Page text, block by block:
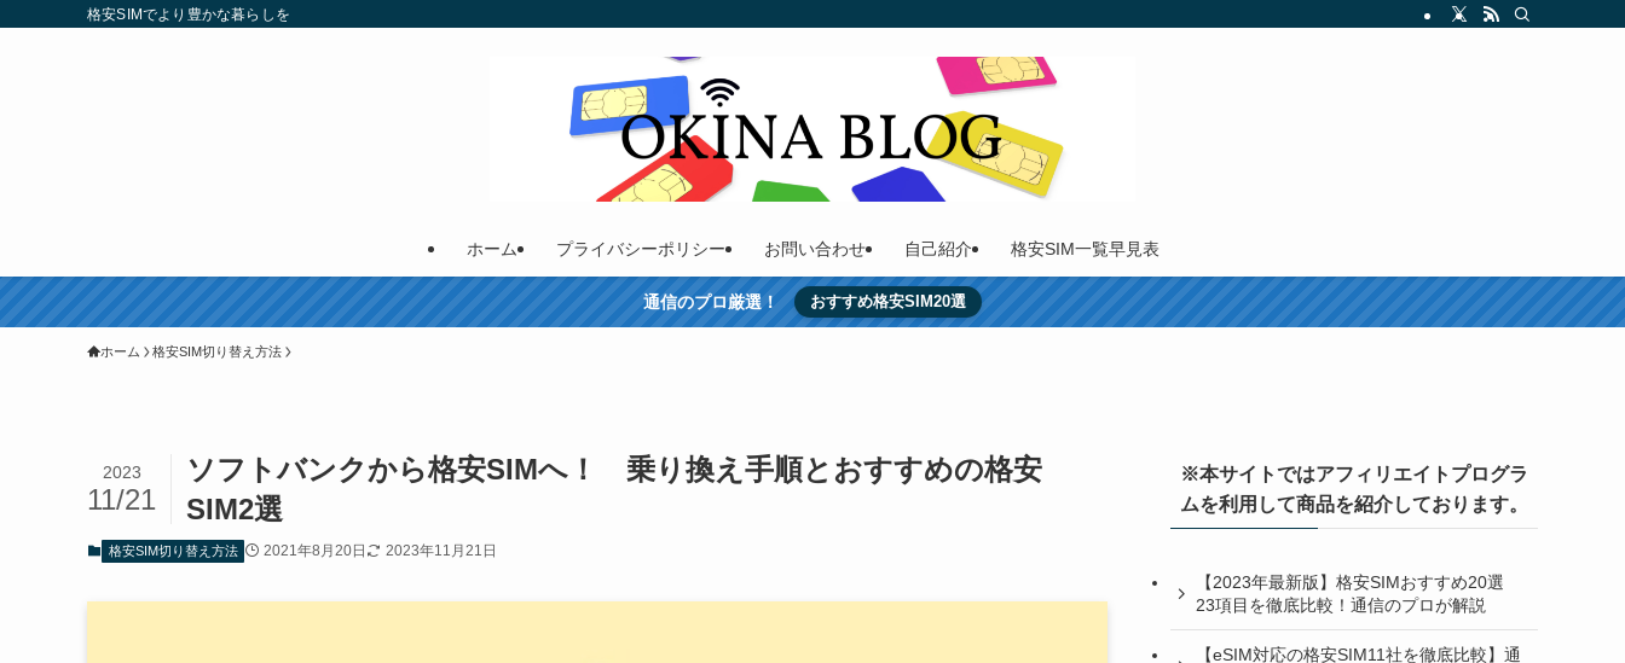
格安SIMでより豊かな暮らしを
ホーム プライバシーポリシー お問い合わせ 自己紹介 格安SIM一覧早見表
通信のプロ厳選！ おすすめ格安SIM20選
ホーム 格安SIM切り替え方法
ソフトバンクから格安SIMへ！ 乗り換え手順とおすすめの格安
SIM2選
2023
11/21
格安SIM切り替え方法 2021年8月20日 2023年11月21日
※本サイトではアフィリエイトプログラ
ムを利用して商品を紹介しております。
【2023年最新版】格安SIMおすすめ20選
23項目を徹底比較！通信のプロが解説
【eSIM対応の格安SIM11社を徹底比較】通